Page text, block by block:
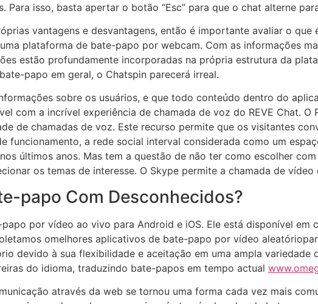
Para isso, basta apertar o botão “Esc” para que o chat alterne
vantagens e desvantagens, então é importante avaliar o
plataforma de bate-papo por webcam. Com as informações
estão profundamente incorporadas na própria estrutura da
papo em geral, o Chatspin parecerá irreal.
sobre os usuários, e que todo conteúdo dentro do
com a incrível experiência de chamada de voz do REVE Chat. O
de chamadas de voz. Este recurso permite que os visitantes
funcionamento, a rede social interval considerada como um
últimos anos. Mas tem a questão de não ter como escolher
os temas de interesse. O Skype permite a chamada de
papo Com Desconhecidos?
por vídeo ao vivo para Android e iOS. Ele está disponível
omelhores aplicativos de bate-papo por vídeo
devido à sua flexibilidade e aceitação em uma ampla variedade
do idioma, traduzindo bate-papos em tempo actual
através da web se tornou uma forma cada vez mais